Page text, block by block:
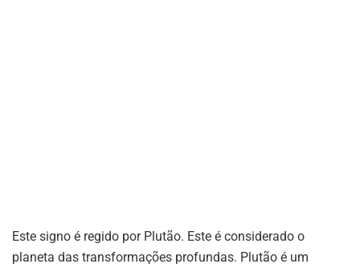
Este signo é regido por Plutão. Este é considerado o
planeta das transformações profundas. Plutão é um